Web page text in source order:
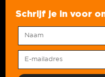
Schrijf je in voor